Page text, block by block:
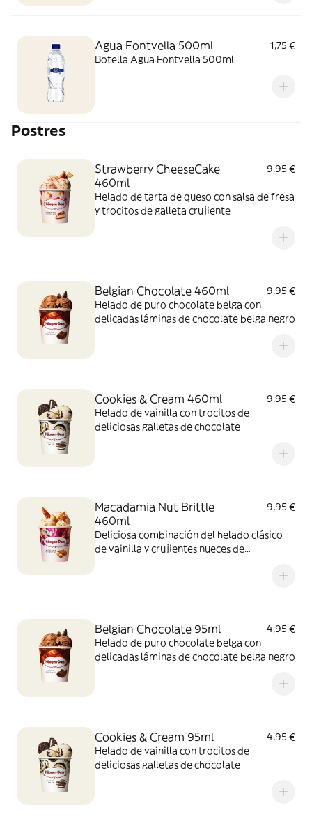
Agua Fontvella 500ml
1,75 €
Botella Agua Fontvella 500ml
Postres
Strawberry CheeseCake
460ml
9,95 €
Helado de tarta de queso con salsa de fresa
y trocitos de galleta crujiente
Belgian Chocolate 460ml
9,95 €
Helado de puro chocolate belga con
delicadas láminas de chocolate belga negro
Cookies & Cream 460ml
9,95 €
Helado de vainilla con trocitos de
deliciosas galletas de chocolate
Macadamia Nut Brittle
460ml
9,95 €
Deliciosa combinación del helado clásico
de vainilla y crujientes nueces de
Belgian Chocolate 95ml
4,95 €
Helado de puro chocolate belga con
delicadas láminas de chocolate belga negro
Cookies & Cream 95ml
4,95 €
Helado de vainilla con trocitos de
deliciosas galletas de chocolate